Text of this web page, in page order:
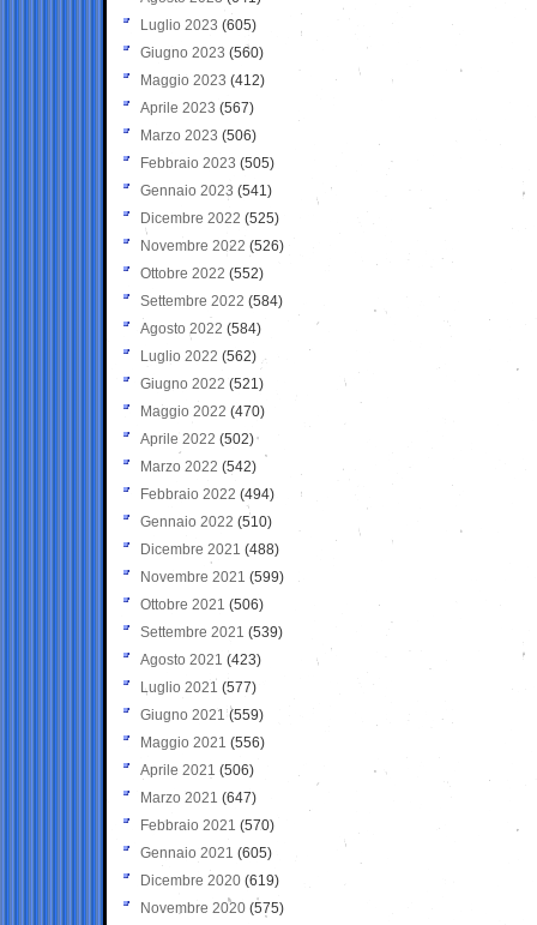
Luglio 2023 (605)
Giugno 2023 (560)
Maggio 2023 (412)
Aprile 2023 (567)
Marzo 2023 (506)
Febbraio 2023 (505)
Gennaio 2023 (541)
Dicembre 2022 (525)
Novembre 2022 (526)
Ottobre 2022 (552)
Settembre 2022 (584)
Agosto 2022 (584)
Luglio 2022 (562)
Giugno 2022 (521)
Maggio 2022 (470)
Aprile 2022 (502)
Marzo 2022 (542)
Febbraio 2022 (494)
Gennaio 2022 (510)
Dicembre 2021 (488)
Novembre 2021 (599)
Ottobre 2021 (506)
Settembre 2021 (539)
Agosto 2021 (423)
Luglio 2021 (577)
Giugno 2021(559)
Maggio 2021 (556)
Aprile 2021 (506)
Marzo 2021 (647)
Febbraio 2021 (570)
Gennaio 2021 (605)
Dicembre 2020 (619)
Novembre 2020 (575)